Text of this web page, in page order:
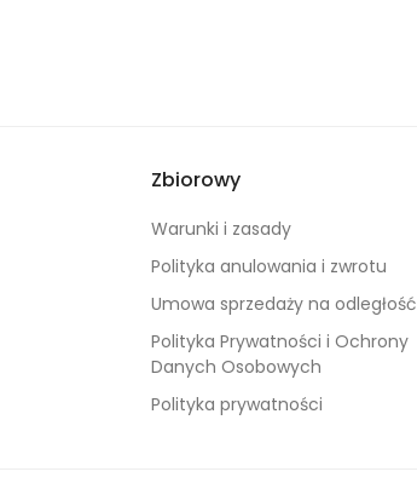
Zbiorowy
Warunki i zasady
Polityka anulowania i zwrotu
Umowa sprzedaży na odległość
Polityka Prywatności i Ochrony
Danych Osobowych
Polityka prywatności